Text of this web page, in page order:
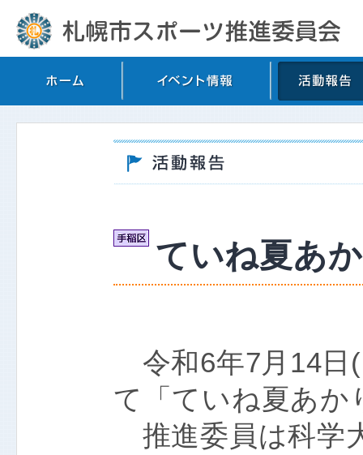
ていね夏あ
令和6年7月14日
て「ていね夏あか
推進委員は科学